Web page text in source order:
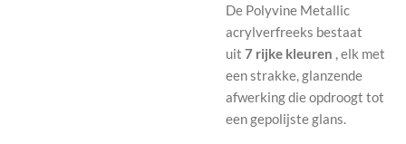
De Polyvine Metallic
acrylverfreeks bestaat
uit 7 rijke kleuren , elk met
een strakke, glanzende
afwerking die opdroogt tot
een gepolijste glans.